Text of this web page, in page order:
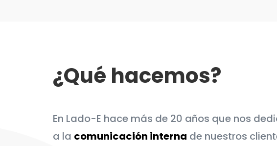
¿Qué hacemos?
En Lado-E hace más de 20 años que nos
a la comunicación interna de nuestros